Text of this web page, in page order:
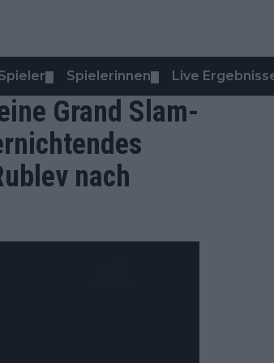
Spielerinnen Live
Grand Slam-
nach